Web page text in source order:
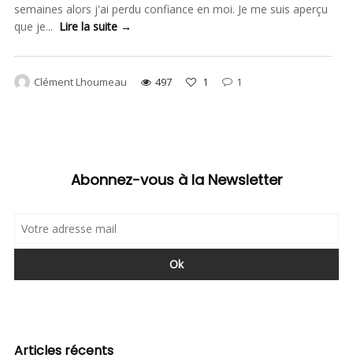
semaines alors j'ai perdu confiance en moi. Je me suis aperçu
que je... Lire la suite →
Clément Lhoumeau 497 1 1
Abonnez-vous à la Newsletter
Articles récents